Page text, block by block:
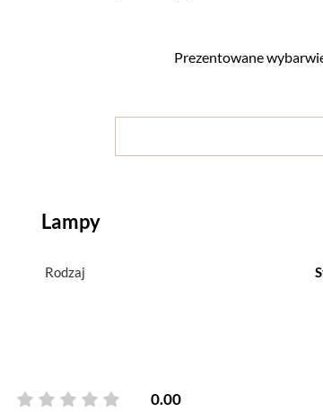
Prezentowane
Lampy
Rodzaj
0.00